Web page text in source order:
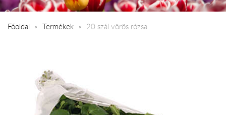
Főoldal Termékek 20 szál vörös rózsa